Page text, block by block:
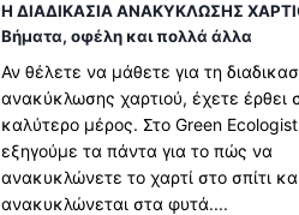
Η ΔΙΑΔΙΚΑΣΙΑ ΑΝΑΚΥΚΛΩΣΗΣ
Βήματα, οφέλη και πολλά άλλα
Αν θέλετε να μάθετε για τη
ανακύκλωσης χαρτιού, έχετε έρθει
καλύτερο μέρος. Στο Green Ecologist
εξηγούμε τα πάντα για το πώς να
ανακυκλώνετε το χαρτί στο σπίτι
ανακυκλώνεται στα φυτά....